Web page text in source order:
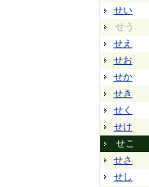
せい
せう
せえ
せお
せか
せき
せく
せけ
せこ
せさ
せし